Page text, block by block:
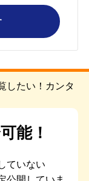
能！
ていない